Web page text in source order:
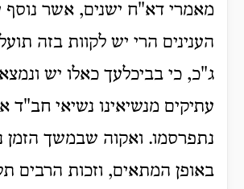
מאמרי דא"ח ישנים, אשר נוסף
הענינים הרי יש לקוות בזה
ג"כ, כי בביכלעך כאלו יש
עתיקים מנשיאינו נשיאי חב"ד
נתפרסמו. ואקוה שבמשך הזמן
באופן המתאים, וזכות הרבים